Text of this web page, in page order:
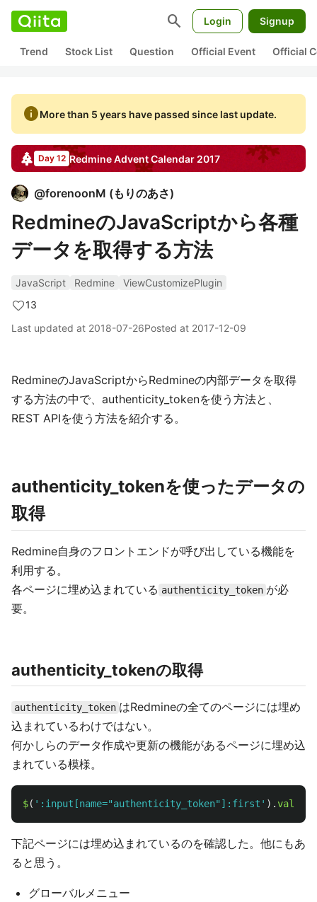
search Login Signup
Trend Stock List Question Official Event Official
infoMore than 5 years have passed since last update.
Day 12 RedmineAdvent Calendar 2017
@forenoonM (もりのあさ)
RedmineのJavaScriptから各種
データを取得する方法
JavaScript Redmine
ViewCustomizePlugin
13
Last updated at 2018-07-26Posted at 2017-12-09
RedmineのJavaScriptからRedmineの内部データを取得
する方法の中で、authenticity_tokenを使う方法と、
REST APIを使う方法を紹介する。
authenticity_tokenを使ったデータの
取得
Redmine自身のフロントエンドが呼び出している機能を
利用する。
各ページに埋め込まれている authenticity_token が必
要。
authenticity_tokenの取得
authenticity_token はRedmineの全てのページには埋め
込まれているわけではない。
何かしらのデータ作成や更新の機能があるページに埋め込
まれている模様。
$( ' :input[name="authenticity_token"]:first ' ).val
下記ページには埋め込まれているのを確認した。他にもあ
ると思う。
グローバルメニュー